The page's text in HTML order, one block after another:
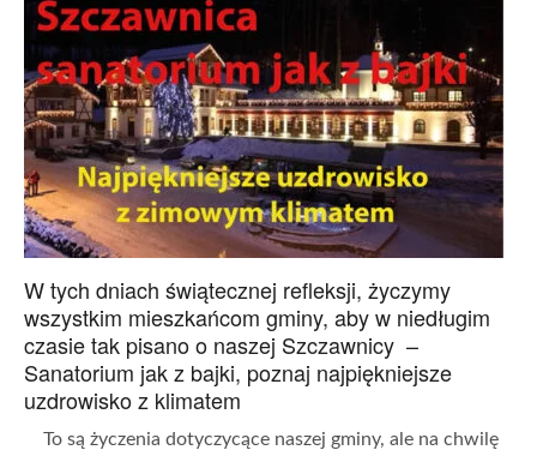
W tych dniach świątecznej refleksji, życzymy
wszystkim mieszkańcom gminy, aby w niedługim
czasie tak pisano o naszej Szczawnicy –
Sanatorium jak z bajki, poznaj najpiękniejsze
uzdrowisko z klimatem
To są życzenia dotyczycące naszej gminy, ale na chwilę